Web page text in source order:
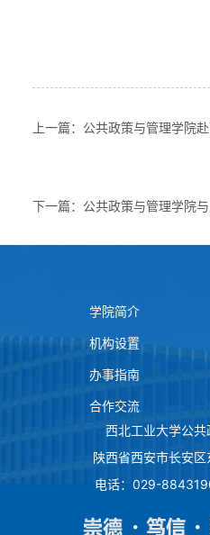
上一篇：公共政策与管理学院
下一篇：公共政策与管理学院
学院简介
机构设置
办事指南
合作交流
西北工业大学公
陕西省西安市长安
电话：029-